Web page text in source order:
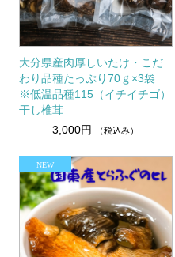
大分県産肉厚しいたけ・こだ
わり品種たっぷり70ｇ×3袋
※低温品種115（イチイチゴ）
干し椎茸
3,000円
（税込み）